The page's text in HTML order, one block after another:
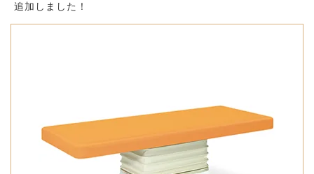
追加しました！